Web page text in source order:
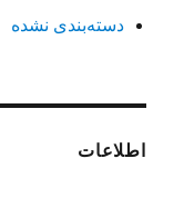
دسته‌بندی نشده
اطلاعات